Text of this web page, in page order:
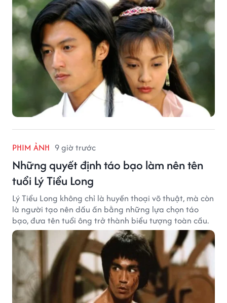
PHIM ẢNH 9 giờ trước
Những quyết định táo bạo làm nên tên
tuổi Lý Tiểu Long
Lý Tiểu Long không chỉ là huyền thoại võ thuật, mà còn
là người tạo nên dấu ấn bằng những lựa chọn táo
bạo, đưa tên tuổi ông trở thành biểu tượng toàn cầu.